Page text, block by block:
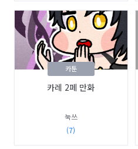
카레 2페 만화
눅쓰
(7)
카툰